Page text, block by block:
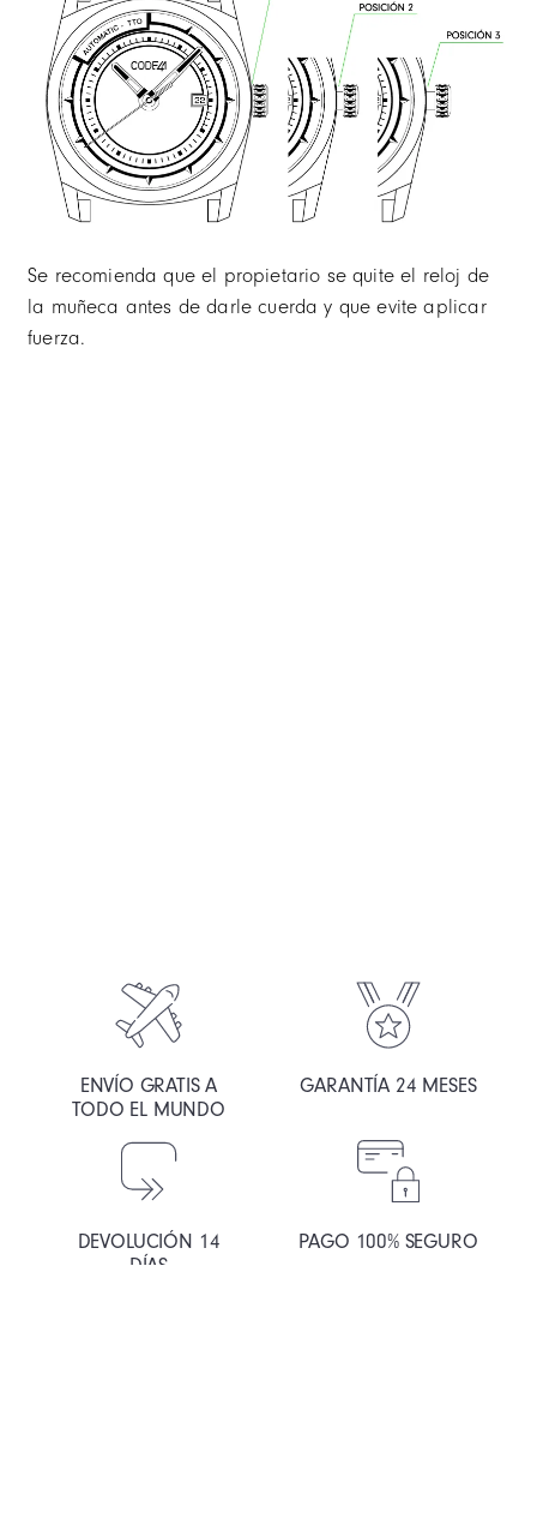
Se recomienda que el propietario se quite el reloj de
la muñeca antes de darle cuerda y que evite aplicar
fuerza.
ENVÍO GRATIS A
TODO EL MUNDO
GARANTÍA 24 MESES
DEVOLUCIÓN 14
DÍAS
PAGO 100% SEGURO